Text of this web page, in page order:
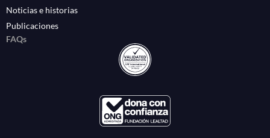
Noticias e historias
Publicaciones
FAQs